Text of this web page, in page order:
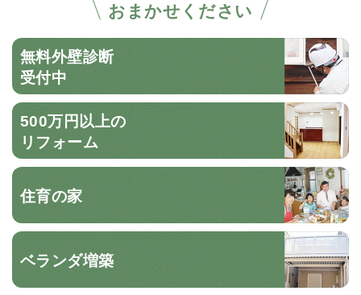
おまかせください
無料外壁診断
受付中
500万円以上の
リフォーム
住育の家
ベランダ増築